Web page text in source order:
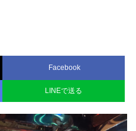
Facebook
LINEで送る